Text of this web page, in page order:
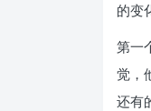
的变
第一
觉，
还有